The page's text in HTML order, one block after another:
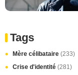
Tags
Mère célibataire (233)
Crise d'identité (281)